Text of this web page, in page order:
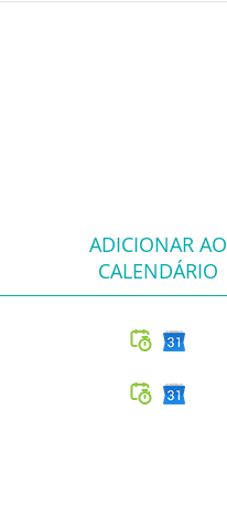
ADICIONAR AO
CALENDÁRIO